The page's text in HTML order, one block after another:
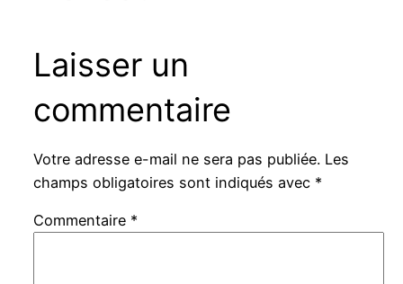
Laisser un
commentaire
Votre adresse e-mail ne sera pas publiée. Les
champs obligatoires sont indiqués avec *
Commentaire *